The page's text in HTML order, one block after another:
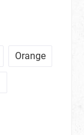
Orange